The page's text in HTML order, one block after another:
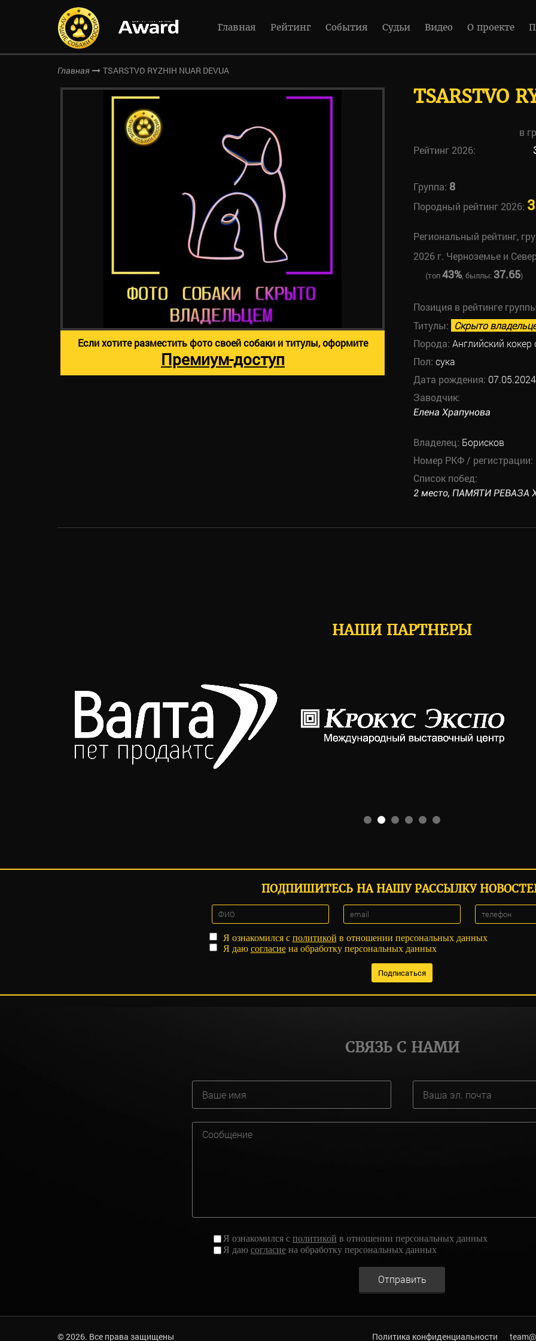
Главная Рейтинг События Судьи Видео О проекте
Главная TSARSTVO RYZHIH NUAR DEVUA
TSARSTVO
в
Рейтинг 2026:
Группа: 8
Породный рейтинг 2026:
Региональный рейтинг,
2026 г. Черноземье и
(топ43%, быллы: 37.65)
Позиция в рейтинге
Титулы: Скрыто
Порода: Английский кокер
Пол: сука
Дата рождения: 07.05.2024
Заводчик:
Елена Храпунова
Владелец: Борисков
Номер РКФ / регистрации:
Список побед:
2 место, ПАМЯТИ РЕВАЗА
Если хотите разместить фото своей собаки и титулы, оформите
Премиум-доступ
НАШИ ПАРТНЕРЫ
ПОДПИШИТЕСЬ НА НАШУ РАССЫЛКУ
Я ознакомился с политикой в отношении персональных данных
Я даю согласиена обработку персональных данных
СВЯЗЬ С НАМИ
Я ознакомился с политикой в отношении персональных данных
Я даю согласиена обработку персональных данных
Отправить
Политика конфиденциальности
© 2026. Все права защищены